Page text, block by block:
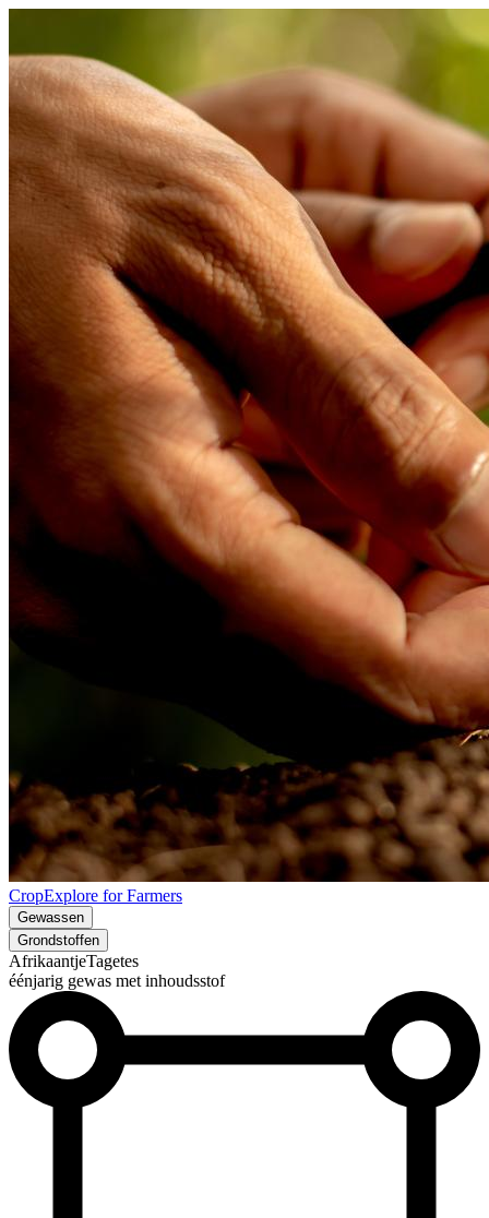
CropExplore for Farmers
Gewassen
Grondstoffen
AfrikaantjeTagetes
éénjarig gewas met inhoudsstof